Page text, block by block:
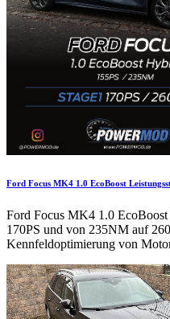
Ford Focus MK4 1.0 EcoBoost
Ford Focus MK4 1.0
170PS und von 235NM auf
Kennfeldoptimierung von